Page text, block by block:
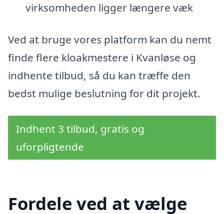
virksomheden ligger længere væk
Ved at bruge vores platform kan du nemt
finde flere kloakmestere i Kvanløse og
indhente tilbud, så du kan træffe den
bedst mulige beslutning for dit projekt.
Indhent 3 tilbud, gratis og
uforpligtende
Fordele ved at vælge